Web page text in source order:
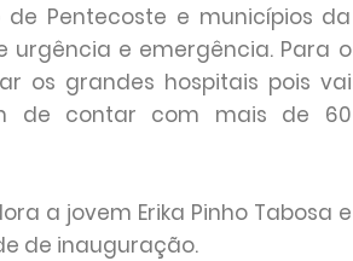
Pentecoste e municípios da
urgência e emergência. Para o
os grandes hospitais pois vai
de contar com mais de 60
a jovem Erika Pinho Tabosa e
de inauguração.